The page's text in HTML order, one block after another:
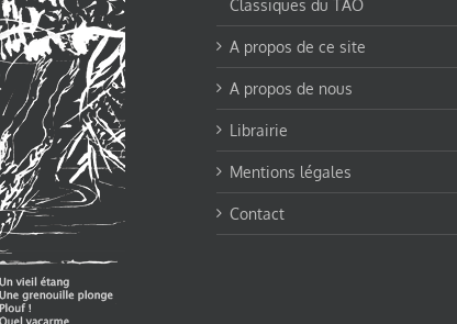
Classiques du TAO
A propos de ce site
A propos de nous
Librairie
Mentions légales
Contact